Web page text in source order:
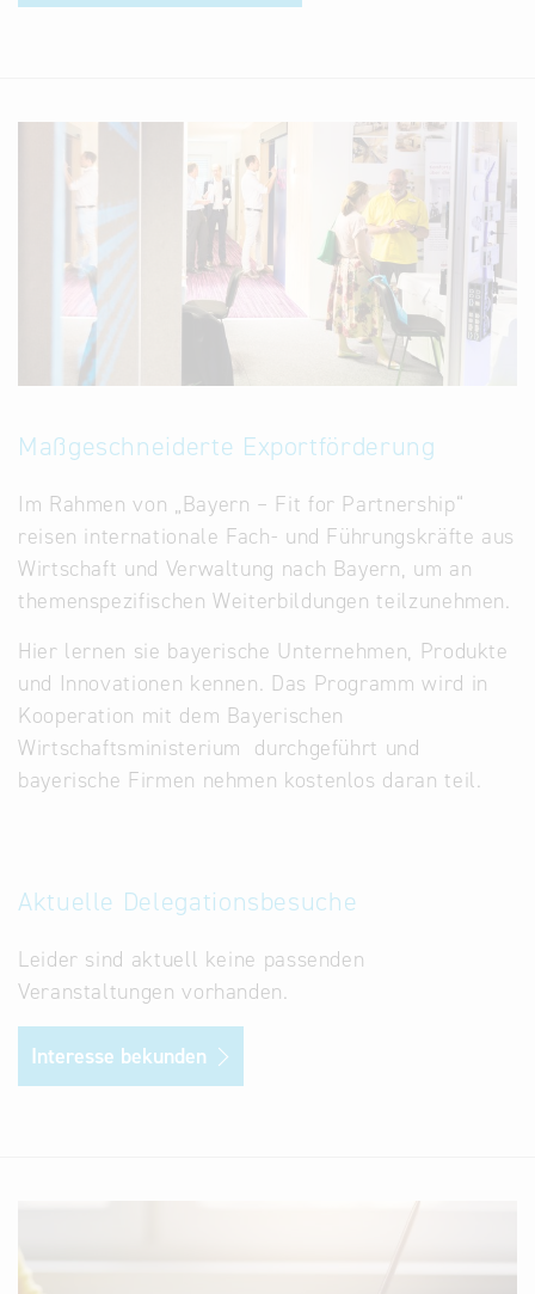
Maßgeschneiderte Exportförderung
Im Rahmen von „Bayern – Fit for Partnership“
reisen internationale Fach- und Führungskräfte aus
Wirtschaft und Verwaltung nach Bayern, um an
themenspezifischen Weiterbildungen teilzunehmen.
Hier lernen sie bayerische Unternehmen, Produkte
und Innovationen kennen. Das Programm wird in
Kooperation mit dem Bayerischen
Wirtschaftsministerium durchgeführt und
bayerische Firmen nehmen kostenlos daran teil.
Aktuelle Delegationsbesuche
Leider sind aktuell keine passenden
Veranstaltungen vorhanden.
Interesse bekunden